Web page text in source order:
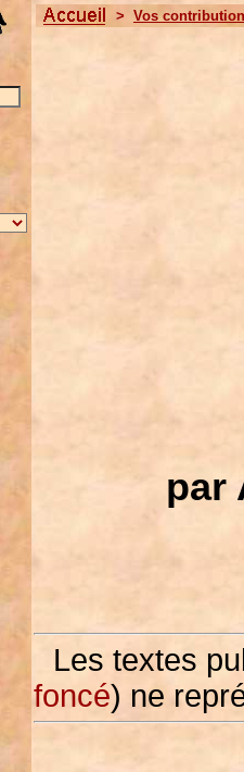
> Vos
par
Les textes
foncé) ne